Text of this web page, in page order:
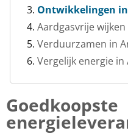
Ontwikkelingen
Aardgasvrije
Verduurzamen in
Vergelijk energie in
Goedkoopste